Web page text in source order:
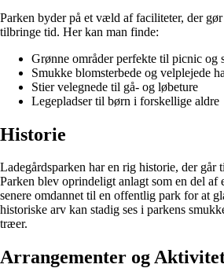
Parken byder på et væld af faciliteter, der
tilbringe tid. Her kan man finde:
Grønne områder perfekte til picnic og
Smukke blomsterbede og velplejede
Stier velegnede til gå- og løbeture
Legepladser til børn i forskellige aldre
Historie
Ladegårdsparken har en rig historie, der går
Parken blev oprindeligt anlagt som en del af
senere omdannet til en offentlig park for at
historiske arv kan stadig ses i parkens
træer.
Arrangementer og